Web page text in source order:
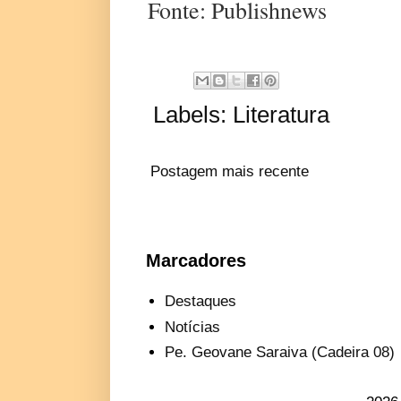
Fonte: Publishnews
Labels: Literatura
Postagem mais recente
Marcadores
Destaques
Notícias
Pe. Geovane Saraiva (Cadeira 08)